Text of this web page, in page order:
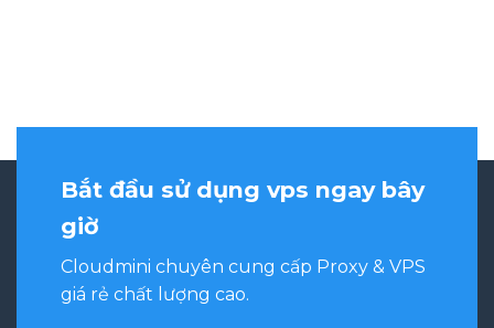
Bắt đầu sử dụng vps ngay bây
giờ
Cloudmini chuyên cung cấp Proxy & VPS
giá rẻ chất lượng cao.